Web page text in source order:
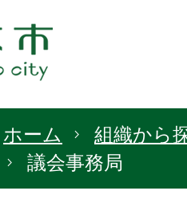
ホーム
組織から
議会事務局